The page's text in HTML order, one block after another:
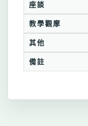
座談
教學觀摩
其他
備註